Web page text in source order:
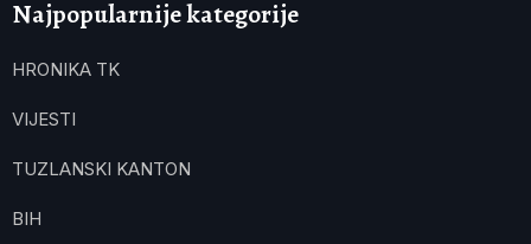
Najpopularnije kategorije
HRONIKA TK
VIJESTI
TUZLANSKI KANTON
BIH